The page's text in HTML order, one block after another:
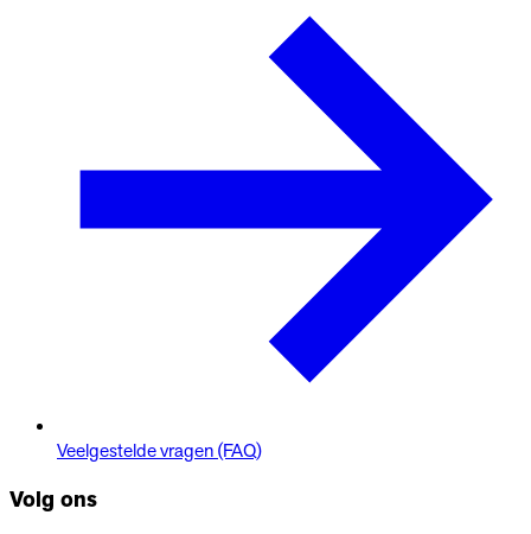
Veelgestelde vragen (FAQ)
Volg ons